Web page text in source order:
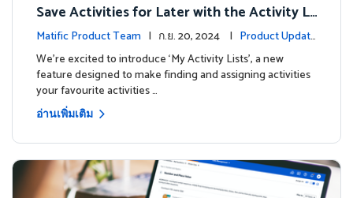
Save Activities for Later with the Activity Li
sts Feature
Matific Product Team | ก.ย. 20, 2024 | Product Update
s
We're excited to introduce ‘My Activity Lists’, a new
feature designed to make finding and assigning activities
your favourite activities …
อ่านเพิ่มเติม